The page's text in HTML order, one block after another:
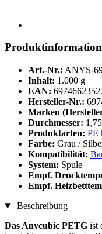
Art.-Nr.: ANYS-
Inhalt: 1.000 g
EAN:
Hersteller-Nr.:
Marken
Durchmesser:
Produktarten:
Farbe: Grau /
Kompatibilität:
System: Spule
Empf.
Empf.
Beschreibung
Das Anycubic PETG ist